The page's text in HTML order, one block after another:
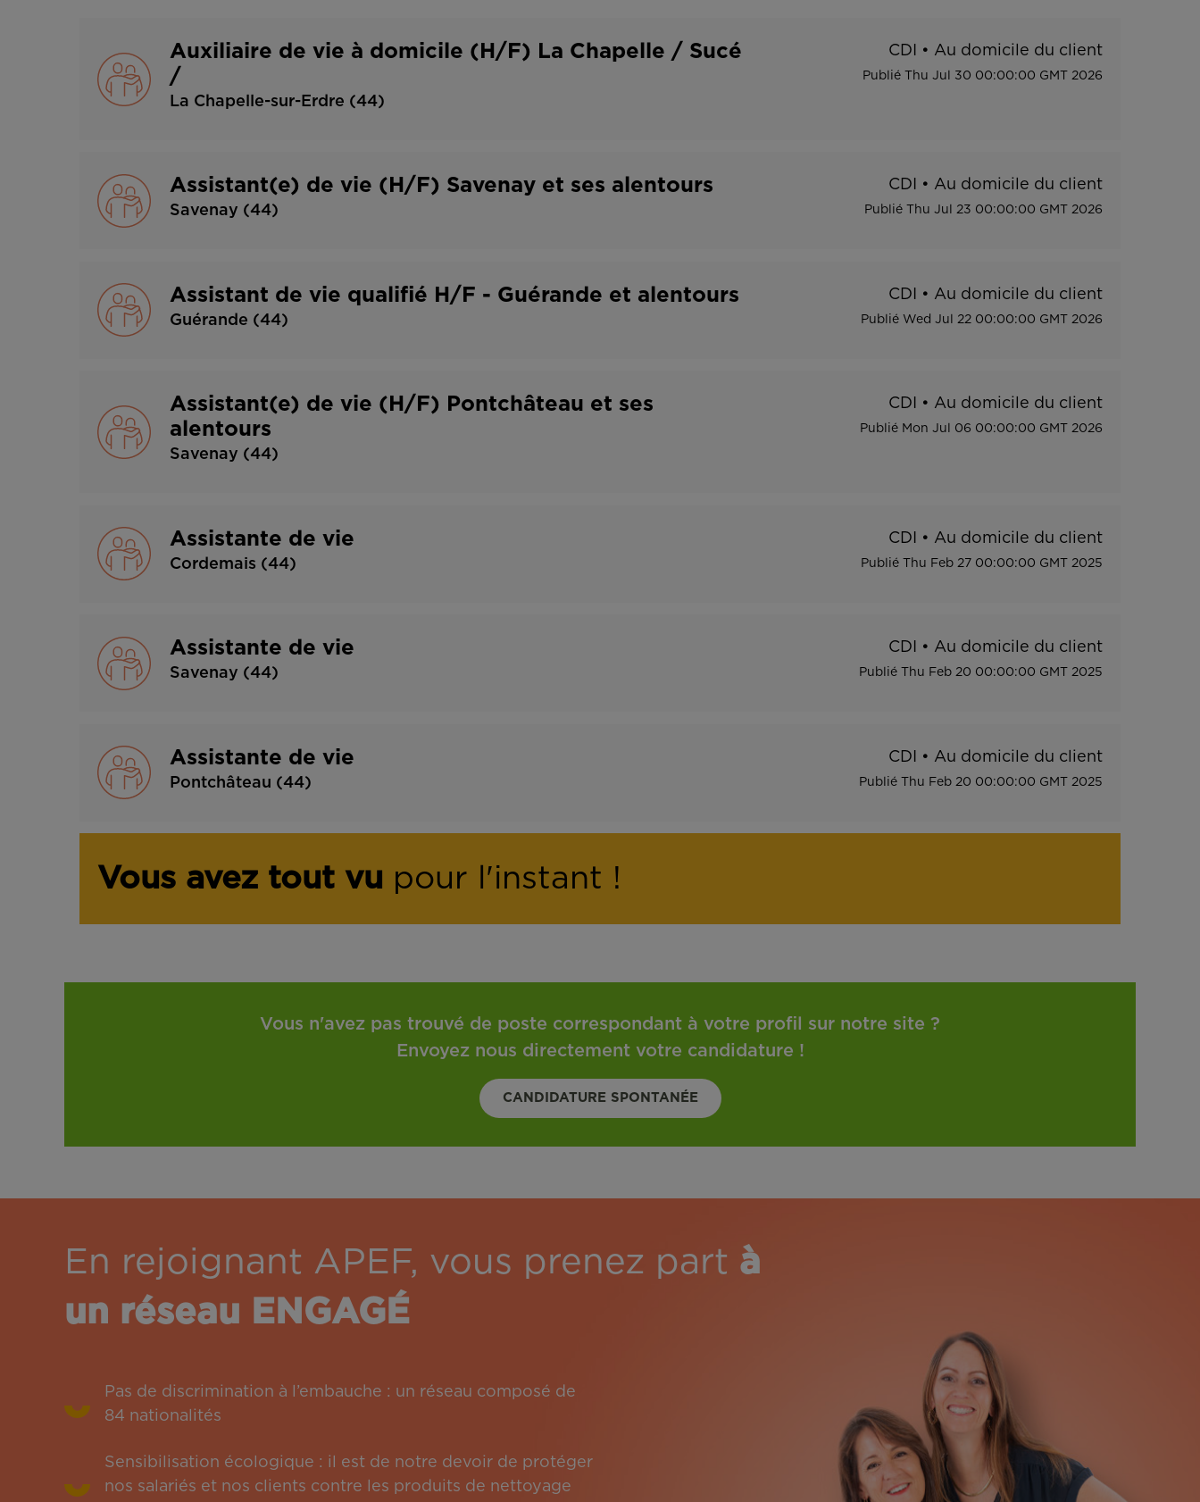
t
a
l
Auxiliaire de vie à domicile (H/F) La Chapelle / Sucé
/
La Chapelle-sur-Erdre (44)
CDI • Au domicile du client
Publié Thu Jul 30 00:00:00 GMT 2026
Assistant(e) de vie (H/F) Savenay et ses alentours
Savenay (44)
CDI • Au domicile du client
Publié Thu Jul 23 00:00:00 GMT 2026
Assistant de vie qualifié H/F - Guérande et alentours
Guérande (44)
CDI • Au domicile du client
Publié Wed Jul 22 00:00:00 GMT 2026
Assistant(e) de vie (H/F) Pontchâteau et ses
alentours
Savenay (44)
CDI • Au domicile du client
Publié Mon Jul 06 00:00:00 GMT 2026
Assistante de vie
Cordemais (44)
CDI • Au domicile du client
Publié Thu Feb 27 00:00:00 GMT 2025
Assistante de vie
Savenay (44)
CDI • Au domicile du client
Publié Thu Feb 20 00:00:00 GMT 2025
Assistante de vie
Pontchâteau (44)
CDI • Au domicile du client
Publié Thu Feb 20 00:00:00 GMT 2025
Vous avez tout vu pour l'instant !
Vous n'avez pas trouvé de poste correspondant à votre profil sur notre site ?
Envoyez nous directement votre candidature !
CANDIDATURE SPONTANÉE
En rejoignant APEF, vous prenez part à
un réseau ENGAGÉ
Pas de discrimination à l’embauche : un réseau composé de
84 nationalités
Sensibilisation écologique : il est de notre devoir de protéger
nos salariés et nos clients contre les produits de nettoyage